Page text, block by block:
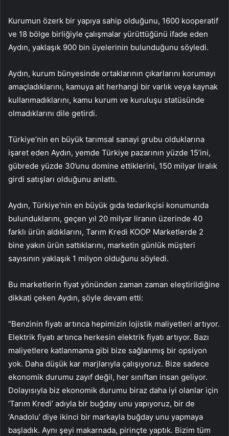
Kurumun özerk bir yapıya sahip olduğunu, 1600 kooperatif
ve 18 bölge birliğiyle çalışmalar yürüttüğünü ifade eden
Aydın, yaklaşık 900 bin üyelerinin bulunduğunu söyledi.
Aydın, kurum bünyesinde ortaklarının çıkarlarını korumayı
amaçladıklarını, kamuya ait herhangi bir varlık veya kaynak
kullanmadıklarını, kamu kurum ve kuruluşu statüsünde
olmadıklarını dile getirdi.
Türkiye’nin en büyük tarımsal sanayi grubu olduklarına
işaret eden Aydın, yemde Türkiye pazarının yüzde 15’ini,
gübrede yüzde 30’unu domine ettiklerini, 150 milyar liralık
girdi satışları olduğunu anlattı.
Aydın, Türkiye’nin en büyük gıda tedarikçisi konumunda
bulunduklarını, geçen yıl 20 milyar liranın üzerinde 40
farklı ürün aldıklarını, Tarım Kredi KOOP Marketlerde 2
bine yakın ürün sattıklarını, marketin günlük müşteri
sayısının yaklaşık 1 milyon olduğunu söyledi.
Bu marketlerin fiyat yönünden zaman zaman eleştirildiğine
dikkati çeken Aydın, şöyle devam etti:
“Benzinin fiyatı artınca hepimizin lojistik maliyetleri artıyor.
Elektrik fiyatı artınca herkesin elektrik fiyatı artıyor. Bazı
maliyetlere katlanmama gibi bize sağlanmış bir opsiyon
yok. Daha düşük kar marjlarıyla çalışıyoruz. Bize sadece
ekonomik durumu zayıf değil, her sınıftan insan geliyor.
Dolayısıyla biz ekonomik durumu biraz daha iyi olanlar için
‘Tarım Kredi’ adıyla bir buğday unu yapıyoruz, bir de
‘Anadolu’ diye ikinci bir markayla buğday unu yapmaya
başladık. Aynı şeyi makarnada, pirinçte yaptık. Bizim tüm